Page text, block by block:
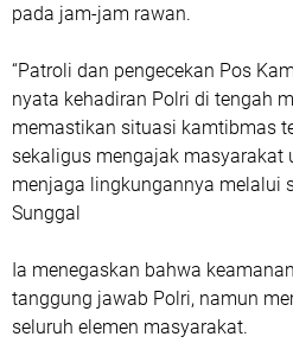
pada jam-jam rawan.
‎“Patroli dan pengecekan Pos
nyata kehadiran Polri di tengah
memastikan situasi kamtibmas
sekaligus mengajak masyarakat
menjaga lingkungannya melalui
Sunggal
‎Ia menegaskan bahwa
tanggung jawab Polri, namun
seluruh elemen masyarakat.